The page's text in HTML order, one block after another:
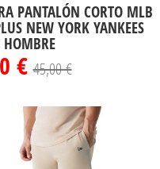
PANTALÓN CORTO MLB
NEW YORK YANKEES
HOMBRE
€45,00 €